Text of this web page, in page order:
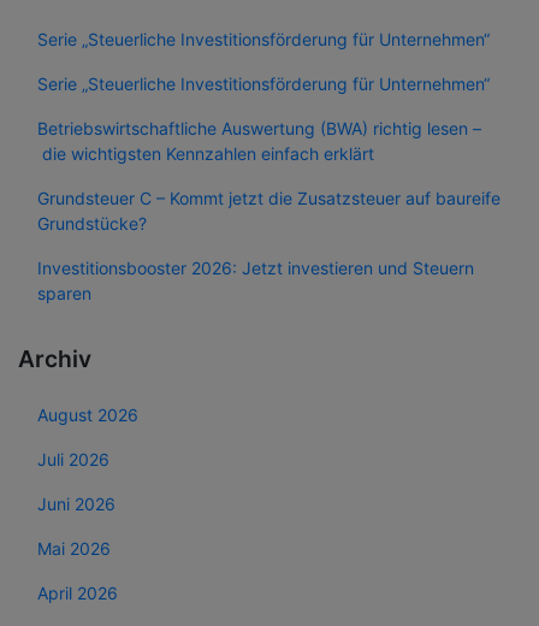
Serie „Steuerliche Investitionsförderung für Unternehmen“
Serie „Steuerliche Investitionsförderung für Unternehmen“
Betriebswirtschaftliche Auswertung (BWA) richtig lesen –
die wichtigsten Kennzahlen einfach erklärt
Grundsteuer C – Kommt jetzt die Zusatzsteuer auf baureife
Grundstücke?
Investitionsbooster 2026: Jetzt investieren und Steuern
sparen
Archiv
August 2026
Juli 2026
Juni 2026
Mai 2026
April 2026